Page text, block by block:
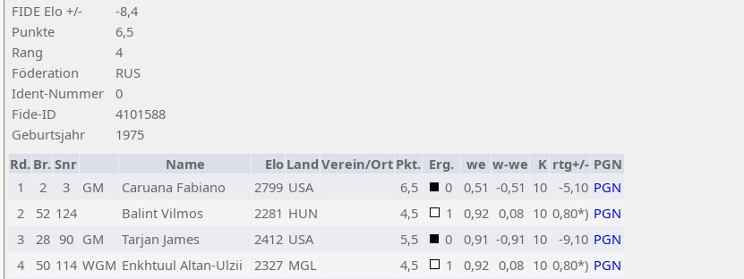
FIDE Elo +/-
-8,4
Punkte
6,5
Rang
4
Föderation
RUS
Ident-Nummer
0
Fide-ID
4101588
Geburtsjahr
1975
Rd. Br. Snr Name Elo Land Verein/Ort Pkt. Erg. we w-we K rtg+/- PGN
1
2 3 GM Caruana Fabiano 2799 USA 6,5 0 0,51 -0,51 10 -5,10 PGN
2
52 124 Balint Vilmos 2281 HUN 4,5 1 0,92 0,08 10 0,80*) PGN
3
28 90 GM Tarjan James 2412 USA 5,5 0 0,91 -0,91 10 -9,10 PGN
4
50 114 WGM Enkhtuul Altan-Ulzii 2327 MGL 4,5 1 0,92 0,08 10 0,80*) PGN